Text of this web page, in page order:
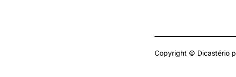
Copyright © Dicastério